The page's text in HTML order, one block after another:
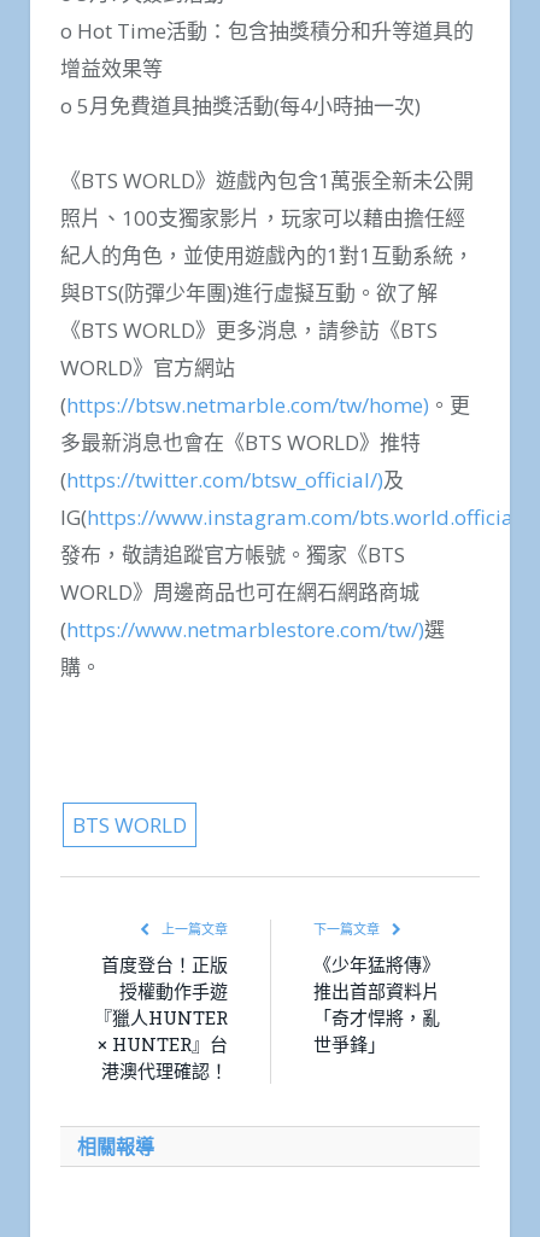
o Hot Time活動：包含抽獎積分和升等道具的
增益效果等
o 5月免費道具抽獎活動(每4小時抽一次)
《BTS WORLD》遊戲內包含1萬張全新未公開
照片、100支獨家影片，玩家可以藉由擔任經
紀人的角色，並使用遊戲內的1對1互動系統，
與BTS(防彈少年團)進行虛擬互動。欲了解
《BTS WORLD》更多消息，請參訪《BTS
WORLD》官方網站
(https://btsw.netmarble.com/tw/home) 。更
多最新消息也會在《BTS WORLD》推特
(https://twitter.com/btsw_official/)及
IG(https://www.instagram.com/bts.world.official/)
發布，敬請追蹤官方帳號。獨家《BTS
WORLD》周邊商品也可在網石網路商城
(https://www.netmarblestore.com/tw/)選
購。
BTS WORLD
上一篇文章
首度登台！正版
授權動作手遊
『獵人HUNTER
× HUNTER』台
港澳代理確認！
下一篇文章
《少年猛將傳》
推出首部資料片
「奇才悍將，亂
世爭鋒」
相關報導